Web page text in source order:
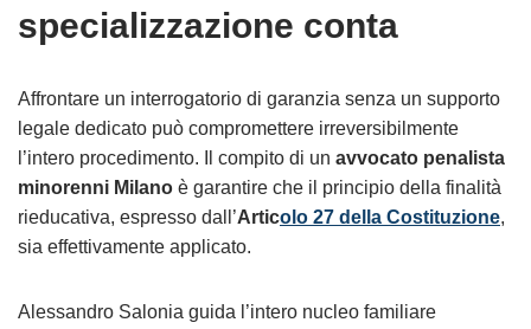
specializzazione conta
Affrontare un interrogatorio di garanzia senza un supporto
legale dedicato può compromettere irreversibilmente
l’intero procedimento. Il compito di un avvocato penalista
minorenni Milano è garantire che il principio della finalità
rieducativa, espresso dall’Articolo 27 della Costituzione,
sia effettivamente applicato.
Alessandro Salonia guida l’intero nucleo familiare